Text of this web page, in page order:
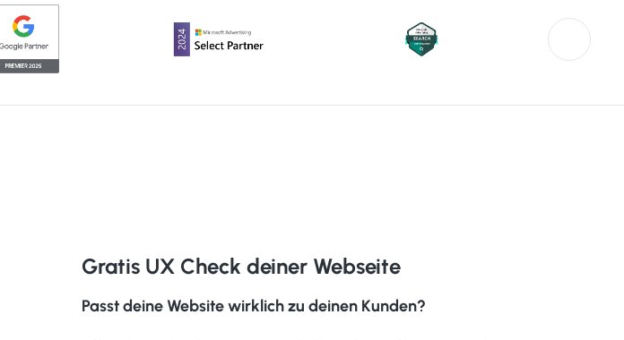
Gratis UX Check deiner Webseite
Passt deine Website wirklich zu deinen Kunden?